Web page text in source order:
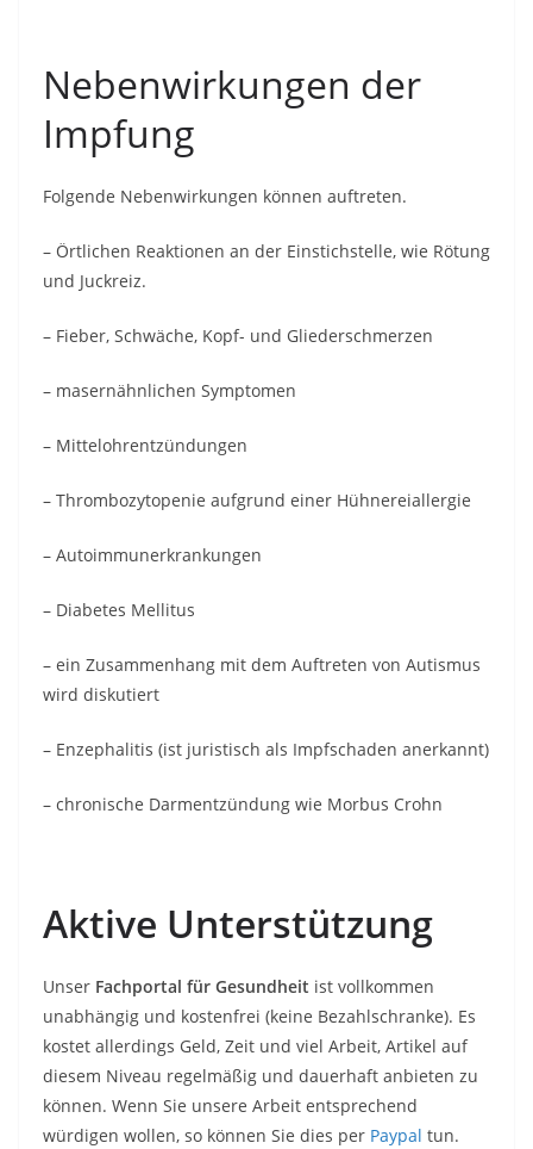
Nebenwirkungen der
Impfung
Folgende Nebenwirkungen können auftreten.
– Örtlichen Reaktionen an der Einstichstelle, wie Rötung
und Juckreiz.
– Fieber, Schwäche, Kopf- und Gliederschmerzen
– masernähnlichen Symptomen
– Mittelohrentzündungen
– Thrombozytopenie aufgrund einer Hühnereiallergie
– Autoimmunerkrankungen
– Diabetes Mellitus
– ein Zusammenhang mit dem Auftreten von Autismus
wird diskutiert
– Enzephalitis (ist juristisch als Impfschaden anerkannt)
– chronische Darmentzündung wie Morbus Crohn
Aktive Unterstützung
Unser Fachportal für Gesundheit ist vollkommen
unabhängig und kostenfrei (keine Bezahlschranke). Es
kostet allerdings Geld, Zeit und viel Arbeit, Artikel auf
diesem Niveau regelmäßig und dauerhaft anbieten zu
können. Wenn Sie unsere Arbeit entsprechend
würdigen wollen, so können Sie dies per Paypal tun.